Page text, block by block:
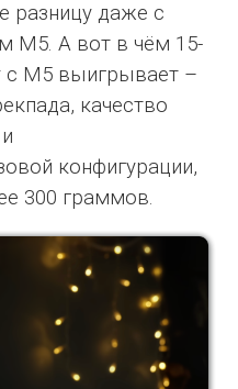
разницу даже с
M5. А вот в чём 15-
M5 выигрывает –
качество
конфигурации,
300 граммов.